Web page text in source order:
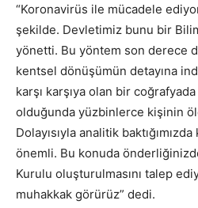
“Koronavirüs ile mücadele
şekilde. Devletimiz bunu bir
yönetti. Bu yöntem son derece
kentsel dönüşümün detayına
karşı karşıya olan bir
olduğunda yüzbinlerce kişinin
Dolayısıyla analitik
önemli. Bu konuda
Kurulu oluşturulmasını talep
muhakkak görürüz” dedi.